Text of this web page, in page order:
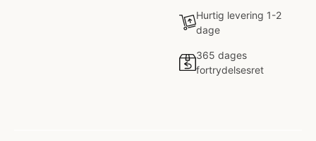
Hurtig levering 1-2
dage
365 dages
fortrydelsesret